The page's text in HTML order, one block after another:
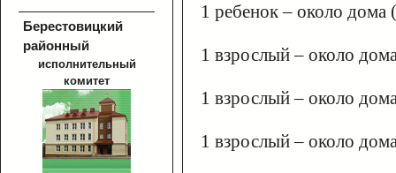
Берестовицкий
районный
исполнительный
комитет
1 ребенок – около дома
1 взрослый – около
1 взрослый – около
1 взрослый – около